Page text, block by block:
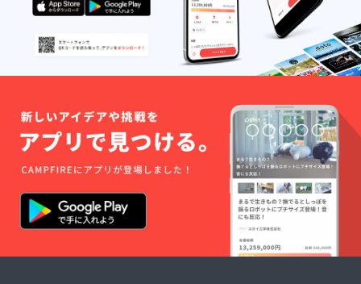
自分にでき
るのは英語
と考え、子
供たちに英
語を教えた
た。
子供に新し
い単語や表
現を知るワ
クワクを伝
えたいと考
える。
それから、
子供向けの